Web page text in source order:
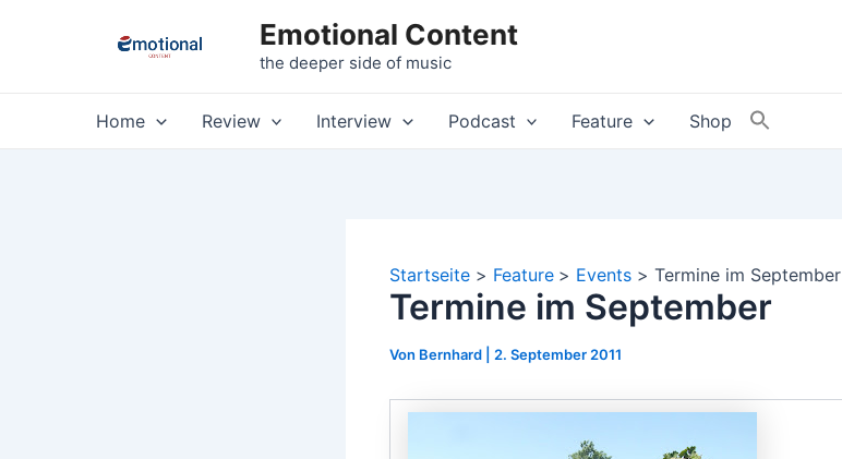
Emotional Content
the deeper side of music
Home Review Interview Podcast Feature Shop
Startseite Feature Events Termine im September
Termine im September
Von Bernhard 2. September 2011